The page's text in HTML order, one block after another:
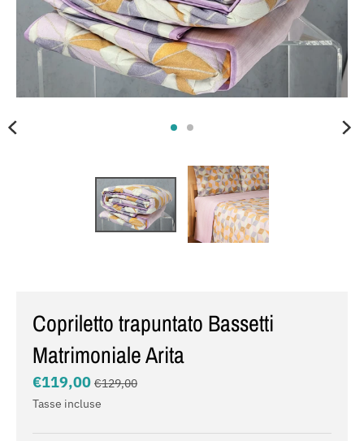
Copriletto trapuntato Bassetti
Matrimoniale Arita
€119,00 €129,00
Tasse incluse